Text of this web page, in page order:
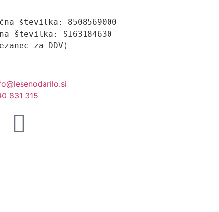
številka: 8508569000
številka: SI63184630
za DDV)
831 315